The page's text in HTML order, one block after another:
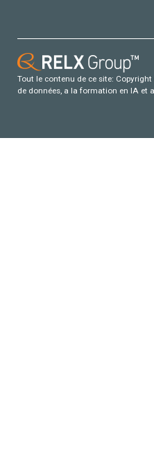
Tout le contenu de ce site:
de données, a la formation en IA et